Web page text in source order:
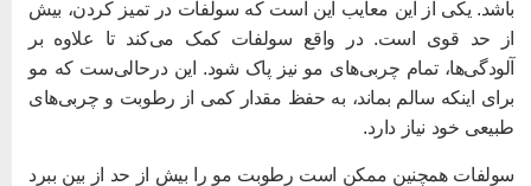
یکی از این معایب این است که سولفات در تمیز کردن، بیش
حد قوی است. در واقع سولفات کمک می‌کند تا علاوه بر
تمام چربی‌های مو نیز پاک شود. این درحالی‌ست که مو
اینکه سالم بماند، به حفظ مقدار کمی از رطوبت و چربی‌های
خود نیاز دارد.
همچنین ممکن است رطوبت مو را بیش از حد از بین ببرد